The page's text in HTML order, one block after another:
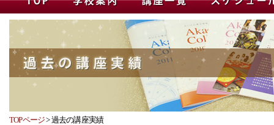
TOPページ>過去の講座実績